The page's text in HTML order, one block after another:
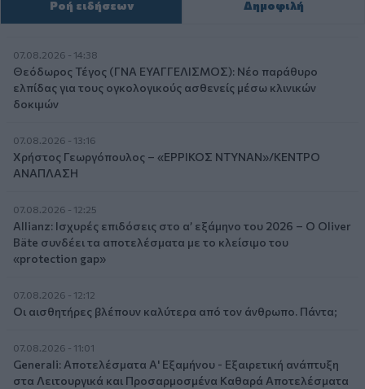
Ροή ειδήσεων Δημοφιλή
07.08.2026 - 14:38
Θεόδωρος Τέγος (ΓΝΑ ΕΥΑΓΓΕΛΙΣΜΟΣ): Νέο παράθυρο
ελπίδας για τους ογκολογικούς ασθενείς μέσω κλινικών
δοκιμών
07.08.2026 - 13:16
Χρήστος Γεωργόπουλος – «ΕΡΡΙΚΟΣ ΝΤΥΝΑΝ»/ΚΕΝΤΡΟ
ΑΝΑΠΛΑΣΗ
07.08.2026 - 12:25
Allianz: Ισχυρές επιδόσεις στο α’ εξάμηνο του 2026 – Ο Oliver
Bäte συνδέει τα αποτελέσματα με το κλείσιμο του
«protection gap»
07.08.2026 - 12:12
Οι αισθητήρες βλέπουν καλύτερα από τον άνθρωπο. Πάντα;
07.08.2026 - 11:01
Generali: Αποτελέσματα Α' Εξαμήνου - Εξαιρετική ανάπτυξη
στα Λειτουργικά και Προσαρμοσμένα Καθαρά Αποτελέσματα